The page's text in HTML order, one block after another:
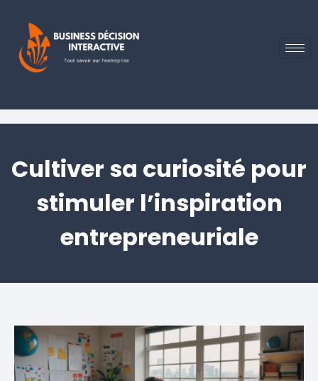
Cultiver sa curiosité pour
stimuler l’inspiration
entrepreneuriale